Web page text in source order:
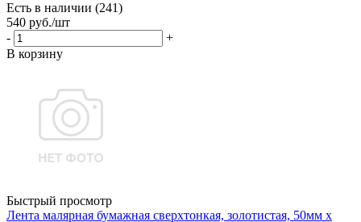
Есть в наличии (241)
540 руб./шт
-
+
В корзину
Быстрый просмотр
Лента малярная бумажная сверхтонкая, золотистая, 50мм х